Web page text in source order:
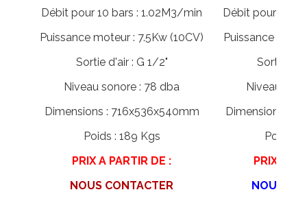
Débit pour 10 bars : 1.02M3/min
Puissance moteur : 7.5Kw (10CV)
Sortie d'air : G 1/2"
Niveau sonore : 78 dba
Dimensions : 716x536x540mm
Poids : 189 Kgs
PRIX A PARTIR DE :
NOUS CONTACTER
Débit pour 10
Puissance
Sortie
Niveau
Dimensions :
Poids :
PRIX A
NOUS